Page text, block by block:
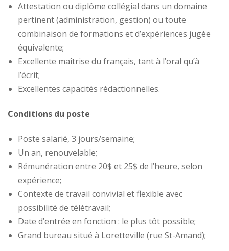
Attestation ou diplôme collégial dans un domaine
pertinent (administration, gestion) ou toute
combinaison de formations et d’expériences jugée
équivalente;
Excellente maîtrise du français, tant à l’oral qu’à
l’écrit;
Excellentes capacités rédactionnelles.
Conditions du poste
Poste salarié, 3 jours/semaine;
Un an, renouvelable;
Rémunération entre 20$ et 25$ de l’heure, selon
expérience;
Contexte de travail convivial et flexible avec
possibilité de télétravail;
Date d’entrée en fonction : le plus tôt possible;
Grand bureau situé à Loretteville (rue St-Amand);